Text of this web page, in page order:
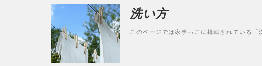
洗い方
このページでは家事っこに掲載されている